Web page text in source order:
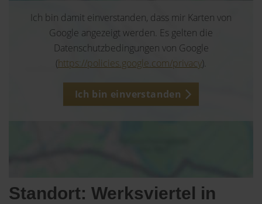
Ich bin damit einverstanden, dass mir Karten von
Google angezeigt werden. Es gelten die
Datenschutzbedingungen von Google
(https://policies.google.com/privacy).
Ich bin einverstanden
Standort: Werksviertel in